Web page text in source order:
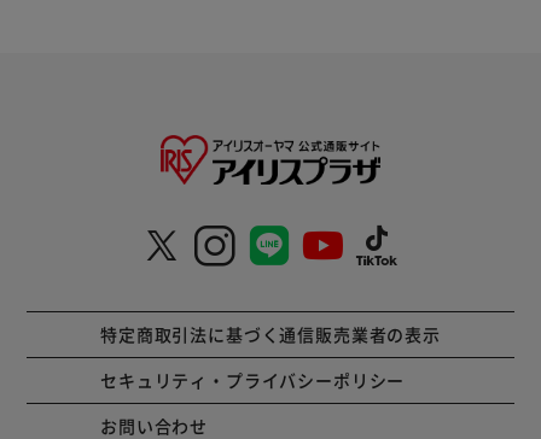
特定商取引法に基づく通信販売業者の表示
セキュリティ・プライバシーポリシー
お問い合わせ